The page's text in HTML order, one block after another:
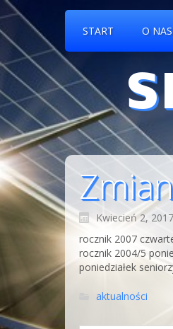
START O NAS
Kwiecień 2, 2017
rocznik 2007
rocznik 2004/5
poniedziałek
aktualności